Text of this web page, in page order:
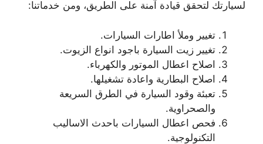
لسيارتك لتحقق قيادة آمنة على الطريق، ومن خدماتنا:
تغيير وملأ اطارات السيارات.
تغيير زيت السيارة باجود انواع الزيوت.
اصلاح اعطال الموتور والكهرباء.
اصلاح البطارية واعادة تشغيلها.
تعبئة وقود السيارة في الطرق السريعة
والصحراوية.
فحص اعطال السيارات باحدث الاساليب
التكنولوجية.